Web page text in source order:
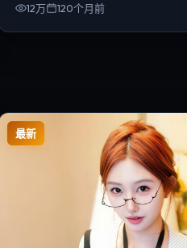
12万 120个月前
最新